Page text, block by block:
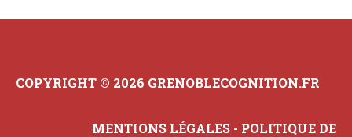
COPYRIGHT © 2026 GRENOBLECOGNITION.FR
MENTIONS LÉGALES - POLITIQUE DE